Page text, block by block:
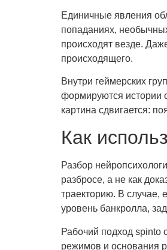
Единичные явления
попаданиях,
происходят везде.
происходящего.
Внутри геймерских
формируются истории
картина сдвигается:
Как
Разбор
разбросе, а не как
траекторию. В случае,
уровень банкролла,
Рабочий подход spinto
режимов и основания